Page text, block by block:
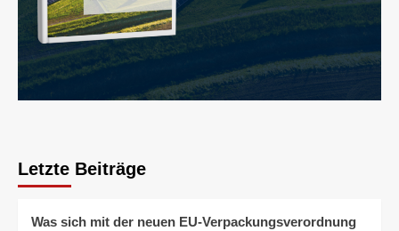
Letzte Beiträge
Was sich mit der neuen EU-Verpackungsverordnung